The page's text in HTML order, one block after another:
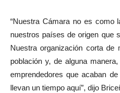
“Nuestra Cámara no es como
nuestros países de origen que
Nuestra organización corta de
población y, de alguna
emprendedores que acaban
llevan un tiempo aquí”, dijo